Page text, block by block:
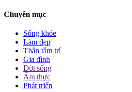
Chuyên mục
Sống khỏe
Làm đẹp
Thân tâm trí
Gia đình
Đời sống
Ẩm thực
Phát triển